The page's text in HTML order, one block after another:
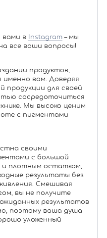
вами в Instagram– мы
все ваши вопросы!
продуктов,
именно вам. Доверяя
продукции для своей
сосредоточиться
Мы высоко ценим
с пигментами
своими
с большой
плотным остатком,
результаты без
Смешивая
вы не получите
результатов
поэтому ваша душа
уложенный